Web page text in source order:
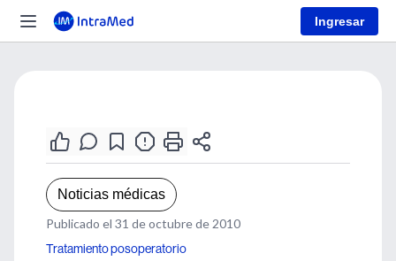
Ingresar
Noticias médicas
Publicado el 31 de octubre de 2010
Tratamiento posoperatorio